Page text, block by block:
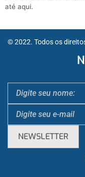
até aqui.
© 2022. Todos os